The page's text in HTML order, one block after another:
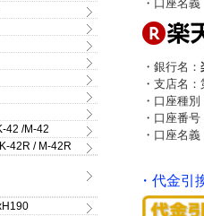
・口座名
・銀行名：
・支店名
・口座種
・口座番
・口座名
・代金引
42 /M-42
42R / M-42R